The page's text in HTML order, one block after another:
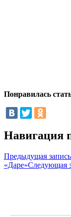
Понравилась
Навигация
Предыдущая запись
«Даре»Следующая